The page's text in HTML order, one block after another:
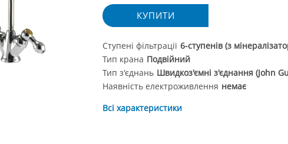
КУПИТИ
Ступені фільтрації 6-ступенів (з
Тип крана Подвійний
Тип з'єднань Швидкоз'ємні з'єднання (John
Наявність електроживлення немає
Всі характеристики